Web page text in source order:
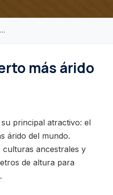
Desierto de Atacama y Altiplano
más árido
principal atractivo: el
árido del mundo.
culturas ancestrales y
de altura para